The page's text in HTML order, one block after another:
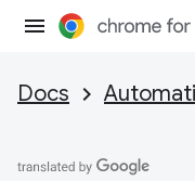
Docs